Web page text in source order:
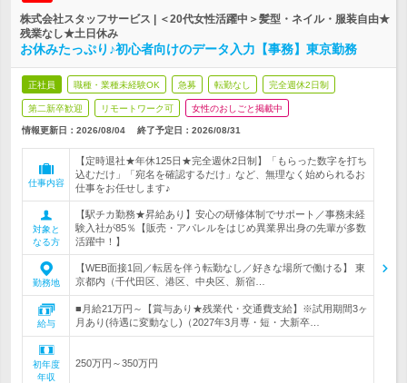
株式会社スタッフサービス | ＜20代女性活躍中＞髪型・ネイル・服装自由★
残業なし★土日休み
お休みたっぷり♪初心者向けのデータ入力【事務】東京勤務
正社員 職種・業種未経験OK 急募 転勤なし 完全週休2日制
第二新卒歓迎 リモートワーク可 女性のおしごと掲載中
情報更新日：2026/08/04 終了予定日： 2026/08/31
仕事内容
【定時退社★年休125日★完全週休2日制】「もらった数字を打ち
込むだけ」「宛名を確認するだけ」など、無理なく始められるお
仕事をお任せします♪
対象と
なる方
【駅チカ勤務★昇給あり】安心の研修体制でサポート／事務未経
験入社が85％【販売・アパレルをはじめ異業界出身の先輩が多数
活躍中！】
勤務地
【WEB面接1回／転居を伴う転勤なし／好きな場所で働ける】 東
京都内（千代田区、港区、中央区、新宿…
給与
■月給21万円～【賞与あり★残業代・交通費支給】※試用期間3ヶ
月あり(待遇に変動なし)（2027年3月専・短・大新卒…
初年度
年収
250万円～350万円